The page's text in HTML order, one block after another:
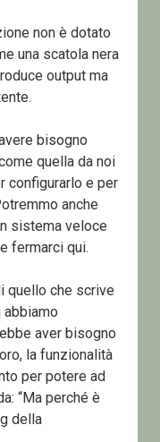
non è dotato
una scatola nera
output ma
bisogno
quella da noi
configurarlo e per
anche
sistema veloce
fermarci qui.
quello che scrive
aver bisogno
la funzionalità
per potere ad
“Ma perché è
della